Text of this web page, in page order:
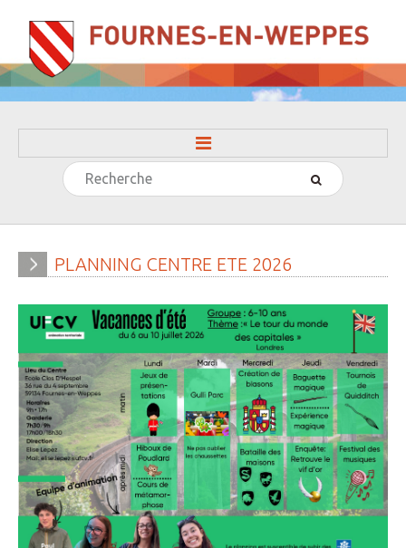
ACCUEIL
» Journal municipal
» Le conseil municipal
» Participation citoyenne
» Réglementation communale
» Les Vitraux de l'Eglise
» Services municipaux
» C.C.A.S
Rechercher
PLANNING CENTRE ETE 2026